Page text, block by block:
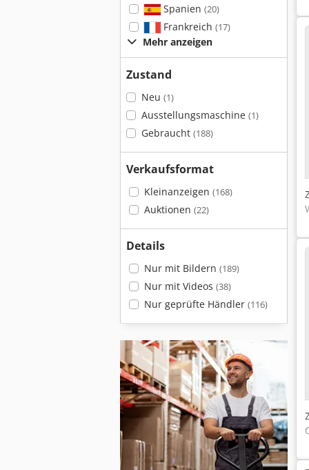
Spanien (20)
Frankreich (17)
Mehr anzeigen
Zustand
Neu (1)
Ausstellungsmaschine (1)
Gebraucht (188)
Verkaufsformat
Kleinanzeigen (168)
Auktionen (22)
Details
Nur mit Bildern (189)
Nur mit Videos (38)
Nur geprüfte Händler (116)